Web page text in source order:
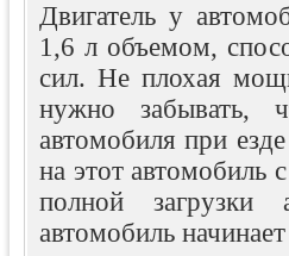
Двигатель у
1,6 л объемом,
сил. Не плохая
нужно забывать,
автомобиля при
на этот автомобиль
полной загрузки
автомобиль